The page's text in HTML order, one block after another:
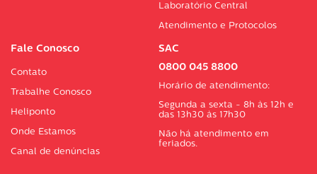
Laboratório Central
Atendimento e Protocolos
Fale Conosco
Contato
Trabalhe Conosco
Heliponto
Onde Estamos
Canal de denúncias
SAC
0800 045 8800
Horário de atendimento:
Segunda a sexta - 8h às 12h e
das 13h30 às 17h30
Não há atendimento em
feriados.